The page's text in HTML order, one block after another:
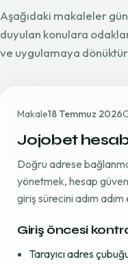
Aşağıdaki makaleler
duyulan konulara
ve uygulamaya
Makale18 Temmuz 2026
Jojobet
Doğru adrese
yönetmek, hesap
giriş sürecini adım
Giriş öncesi
Tarayıcı adres